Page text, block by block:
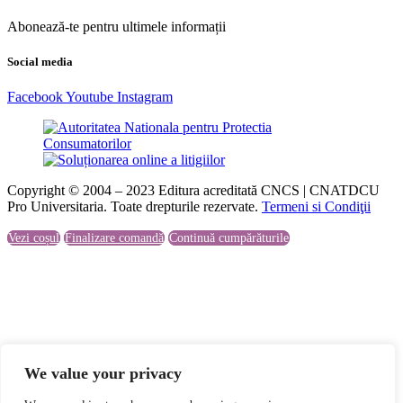
We value your privacy
Abonează-te pentru ultimele informații
Social media
FacebookYoutube Instagram
Copyright © 2004 – 2023 Editura acreditată CNCS | CNATDCU
Pro Universitaria. Toate drepturile rezervate. Termeni si Condiţii
Vezi coșul Finalizare comandă Continuă cumpărăturile